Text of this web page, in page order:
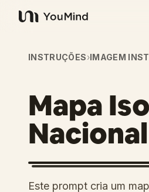
YouMind
INSTRUÇÕES›IMAGEM
Mapa
Nacional
Este prompt cria um